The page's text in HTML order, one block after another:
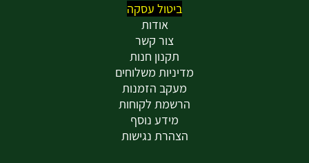
ביטול עסקה
אודות
צור קשר
תקנון חנות
מדיניות משלוחים
מעקב הזמנות
הרשמת לקוחות
מידע נוסף
הצהרת נגישות